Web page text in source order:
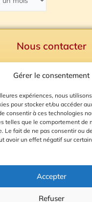
Gérer le consentement
expériences, nous
pour stocker et/ou accéder
consentir à ces technologies
telles que le comportement de
Le fait de ne pas consentir ou
avoir un effet négatif sur
Accepter
Refuser
Nous contacter
Légales
Gestion des